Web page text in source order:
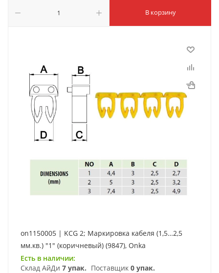
В корзину
on1150005 | KCG 2; Маркировка кабеля (1,5…2,5
мм.кв.) "1" (коричневый) (9847), Onka
Есть в наличии:
Склад АйДи 7 упак. Поставщик 0 упак.